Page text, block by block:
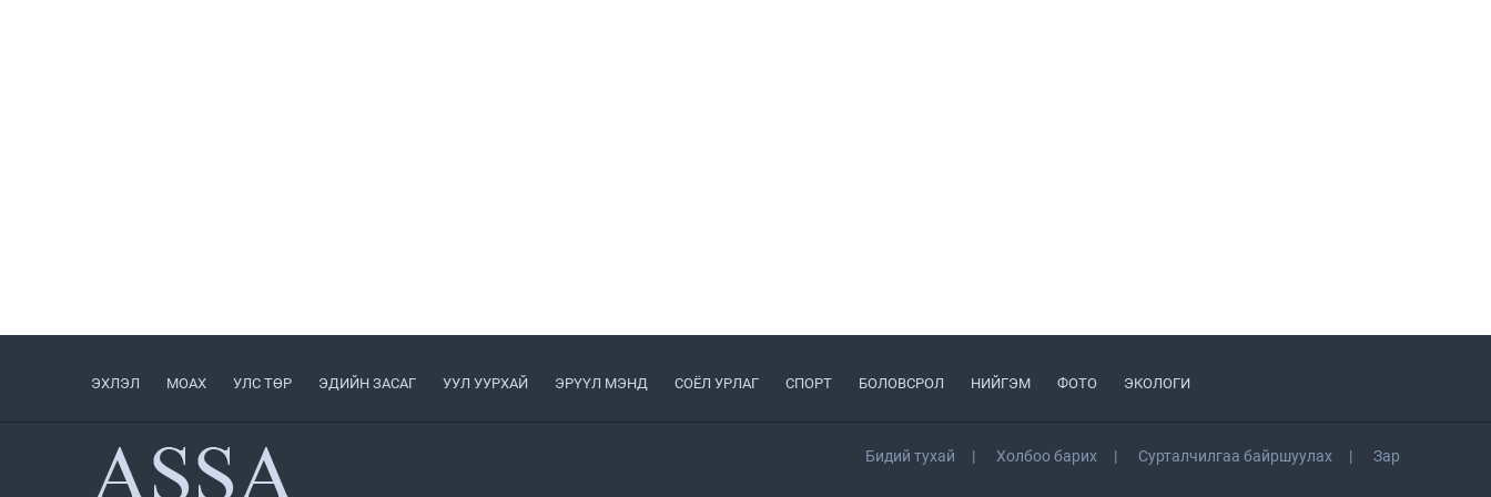
Татварын өртэй шатахуун
тулгамдаж буй асуудлуудыг
ЭХЛЭЛ МОАХ УЛС ТӨР ЭДИЙН ЗАСАГ УУЛ УУРХАЙ ЭРҮҮЛ МЭНД СОЁЛ УРЛАГ СПОРТ БОЛОВСРОЛ НИЙГЭМ ФОТО ЭКОЛОГИ
Бидий тухай Холбоо барих Сурталчилгаа байршуулах Зар